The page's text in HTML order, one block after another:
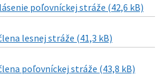
poľovníckej stráže (42,6 kB)
lesnej stráže (41,3 kB)
poľovníckej stráže (43,8 kB)